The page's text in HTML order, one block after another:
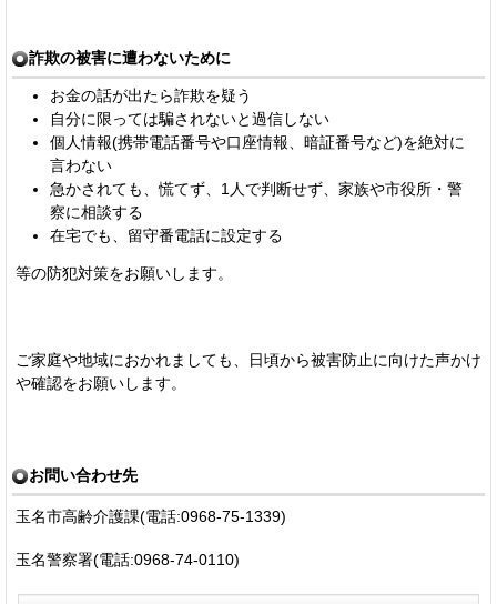
詐欺の被害に遭わないために
お金の話が出たら詐欺を疑う
自分に限っては騙されないと過信しない
個人情報(携帯電話番号や口座情報、暗証番号など)を絶対に
言わない
急かされても、慌てず、1人で判断せず、家族や市役所・警
察に相談する
在宅でも、留守番電話に設定する
等の防犯対策をお願いします。
ご家庭や地域におかれましても、日頃から被害防止に向けた声かけ
や確認をお願いします。
お問い合わせ先
玉名市高齢介護課(電話:0968-75-1339)
玉名警察署(電話:0968-74-0110)